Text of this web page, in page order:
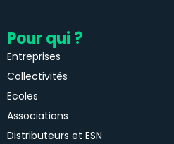
Pour qui ?
Entreprises
Collectivités
Ecoles
Associations
Distributeurs et ESN